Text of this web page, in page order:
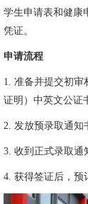
学生申请表和健康
凭证。
申请流程
1. 准备并提交初审
证明）中英文公证
2. 发放预录取通知
3. 收到正式录取通
4. 获得签证后，预